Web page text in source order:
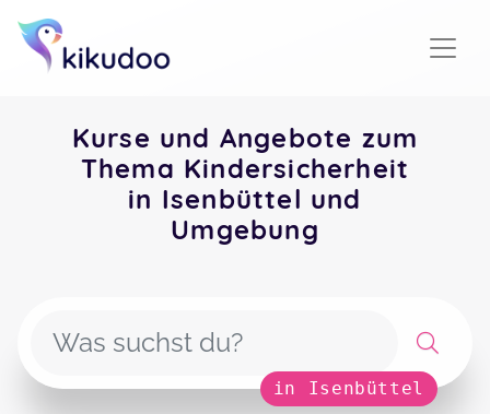
Kurse und Angebote zum
Thema Kindersicherheit
in Isenbüttel und
Umgebung
in Isenbüttel